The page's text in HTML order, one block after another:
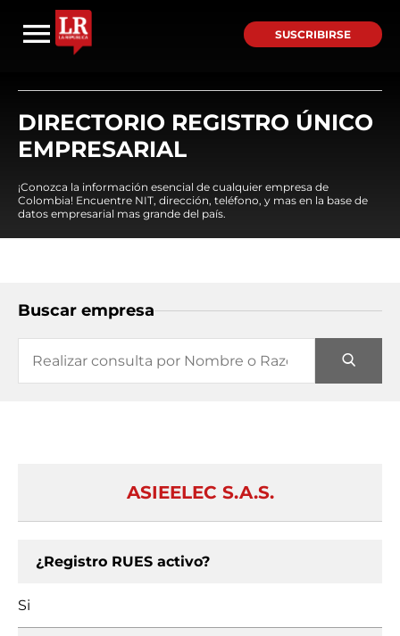
SUSCRIBIRSE
DIRECTORIO REGISTRO ÚNICO
EMPRESARIAL
¡Conozca la información esencial de cualquier empresa de
Colombia! Encuentre NIT, dirección, teléfono, y mas en la base de
datos empresarial mas grande del país.
Buscar empresa
ASIEELEC S.A.S.
¿Registro RUES activo?
Si